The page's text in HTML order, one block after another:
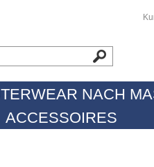
NACH
ACCESSOIRES